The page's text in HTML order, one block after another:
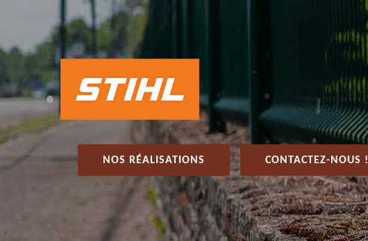
NOS RÉALISATIONS CONTACTEZ-NOUS !